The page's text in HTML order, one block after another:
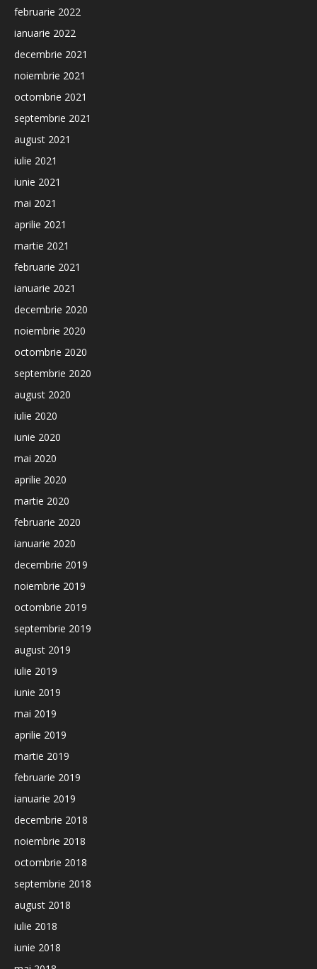
februarie 2022
ianuarie 2022
decembrie 2021
noiembrie 2021
octombrie 2021
septembrie 2021
august 2021
iulie 2021
iunie 2021
mai 2021
aprilie 2021
martie 2021
februarie 2021
ianuarie 2021
decembrie 2020
noiembrie 2020
octombrie 2020
septembrie 2020
august 2020
iulie 2020
iunie 2020
mai 2020
aprilie 2020
martie 2020
februarie 2020
ianuarie 2020
decembrie 2019
noiembrie 2019
octombrie 2019
septembrie 2019
august 2019
iulie 2019
iunie 2019
mai 2019
aprilie 2019
martie 2019
februarie 2019
ianuarie 2019
decembrie 2018
noiembrie 2018
octombrie 2018
septembrie 2018
august 2018
iulie 2018
iunie 2018